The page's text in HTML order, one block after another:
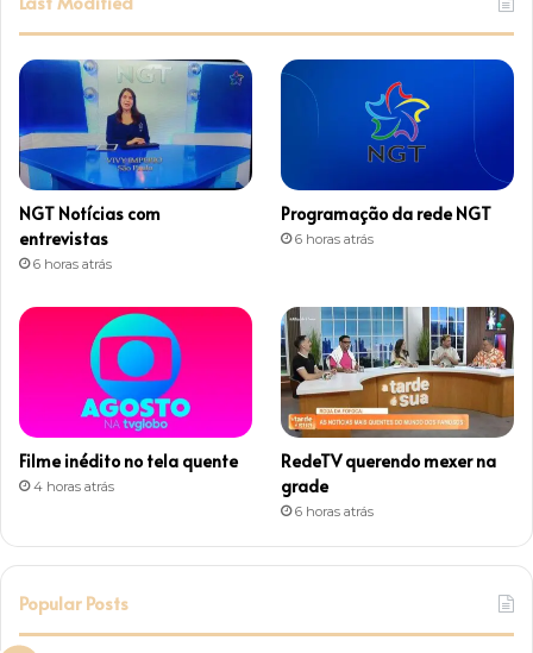
t
r
a
NGT Notícias com
entrevistas
6 horas atrás
Programação da rede NGT
6 horas atrás
Filme inédito no tela quente
4 horas atrás
RedeTV querendo mexer na
grade
6 horas atrás
Popular Posts